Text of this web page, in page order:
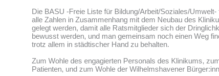
Die BASU -Freie Liste für Bildung/Arbeit/Soziales/
alle Zahlen in Zusammenhang mit dem Neubau des
gelegt werden, damit alle Ratsmitglieder sich der
bewusst werden, und man gemeinsam noch einen Weg
trotz allem in städtischer Hand zu behalten.
Zum Wohle des engagierten Personals des Klinikums,
Patienten, und zum Wohle der Wilhelmshavener